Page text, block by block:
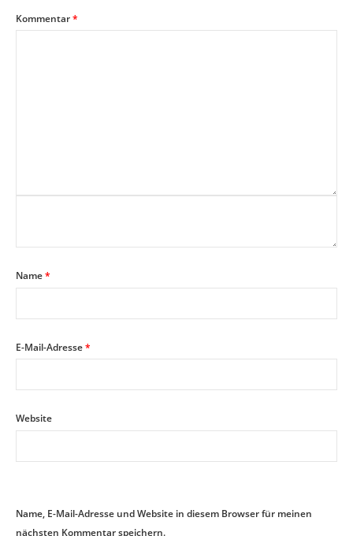
Kommentar*
Name*
E-Mail-Adresse*
Website
Name, E-Mail-Adresse und Website in diesem Browser für meinen
nächsten Kommentar speichern.